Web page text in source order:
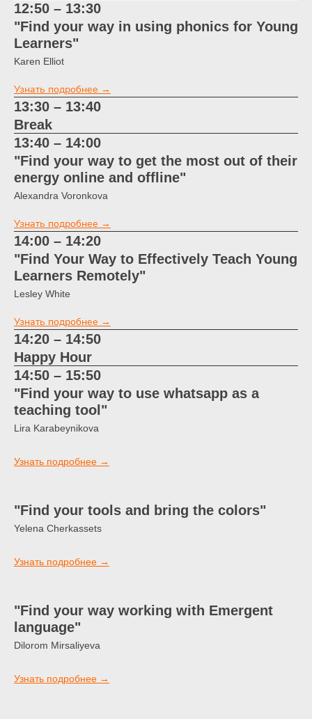
12:50 – 13:30
"Find your way in using phonics for Young
Learners"
Karen Elliot
Узнать подробнее →
13:30 – 13:40
Break
13:40 – 14:00
"Find your way to get the most out of their
energy online and offline"
Alexandra Voronkova
Узнать подробнее →
14:00 – 14:20
"Find Your Way to Effectively Teach Young
Learners Remotely"
Lesley White
Узнать подробнее →
14:20 – 14:50
Happy Hour
14:50 – 15:50
"Find your way to use whatsapp as a
teaching tool"
Lira Karabeynikova
Узнать подробнее →
"Find your tools and bring the colors"
Yelena Cherkassets
Узнать подробнее →
"Find your way working with Emergent
language"
Dilorom Mirsaliyeva
Узнать подробнее →